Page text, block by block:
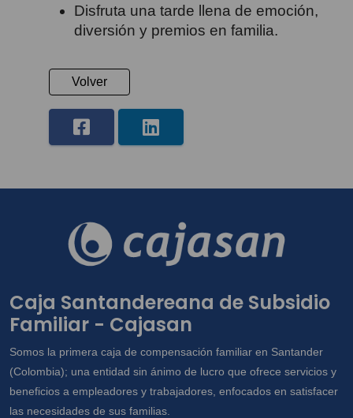
Disfruta una tarde llena de emoción,
diversión y premios en familia.
Volver
Caja Santandereana de Subsidio
Familiar - Cajasan
Somos la primera caja de compensación familiar en Santander
(Colombia); una entidad sin ánimo de lucro que ofrece servicios y
beneficios a empleadores y trabajadores, enfocados en satisfacer
las necesidades de sus familias.